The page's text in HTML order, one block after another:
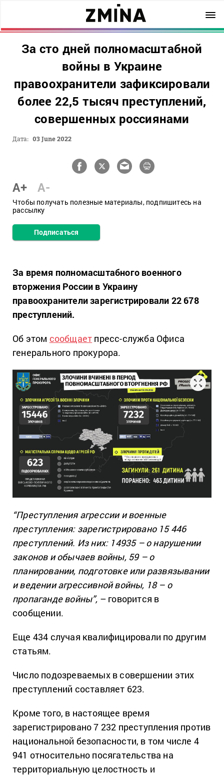
За сто дней полномасштабной
войны в Украине
правоохранители зафиксировали
более 22,5 тысяч преступлений,
совершенных россиянами
Дата: 03 June 2022
A+ A-
Чтобы получать полезные материалы, подпишитесь на
рассылку
Подписаться
За время полномасштабного военного
вторжения России в Украину
правоохранители зарегистрировали 22 678
преступлений.
Об этом сообщает пресс-служба Офиса
генерального прокурора.
“Преступления агрессии и военные
преступления: зарегистрировано 15 446
преступлений. Из них: 14935 – о нарушении
законов и обычаев войны, 59 – о
планировании, подготовке или развязывании
и ведении агрессивной войны, 18 – о
пропаганде войны”, – говорится в
сообщении.
Еще 434 случая квалифицировали по другим
статьям.
Число подозреваемых в совершении этих
преступлений составляет 623.
Кроме того, в настоящее время
зарегистрировано 7 232 преступления против
национальной безопасности, в том числе 4
941 относительно посягательства на
территориальную целостность и